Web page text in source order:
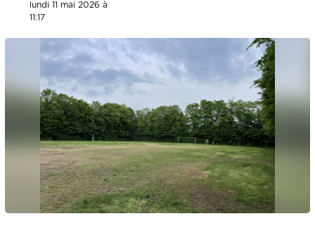
lundi 11 mai 2026 à
11:17